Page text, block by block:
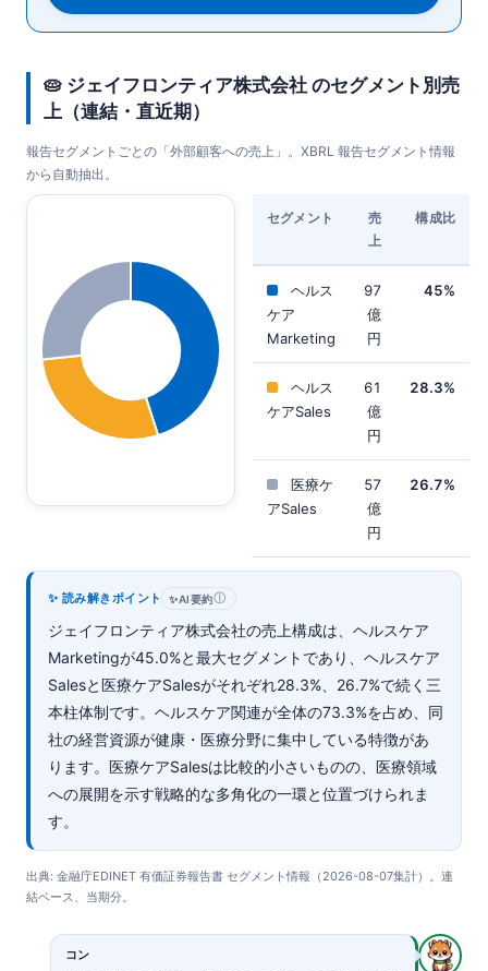
🥧 ジェイフロンティア株式会社 のセグメント別売
上（連結・直近期）
報告セグメントごとの「外部顧客への売上」。XBRL 報告セグメント情報
から自動抽出。
セグメント
売
上
構成比
ヘルス
ケア
Marketing
97
億
円
45%
ヘルス
ケアSales
61
億
円
28.3%
医療ケ
アSales
57
億
円
26.7%
✨ 読み解きポイント ✨AI要約ⓘ
ジェイフロンティア株式会社の売上構成は、ヘルスケア
Marketingが45.0%と最大セグメントであり、ヘルスケア
Salesと医療ケアSalesがそれぞれ28.3%、26.7%で続く三
本柱体制です。ヘルスケア関連が全体の73.3%を占め、同
社の経営資源が健康・医療分野に集中している特徴があ
ります。医療ケアSalesは比較的小さいものの、医療領域
への展開を示す戦略的な多角化の一環と位置づけられま
す。
出典: 金融庁EDINET 有価証券報告書 セグメント情報（2026-08-07集計）。連
結ベース、当期分。
コン